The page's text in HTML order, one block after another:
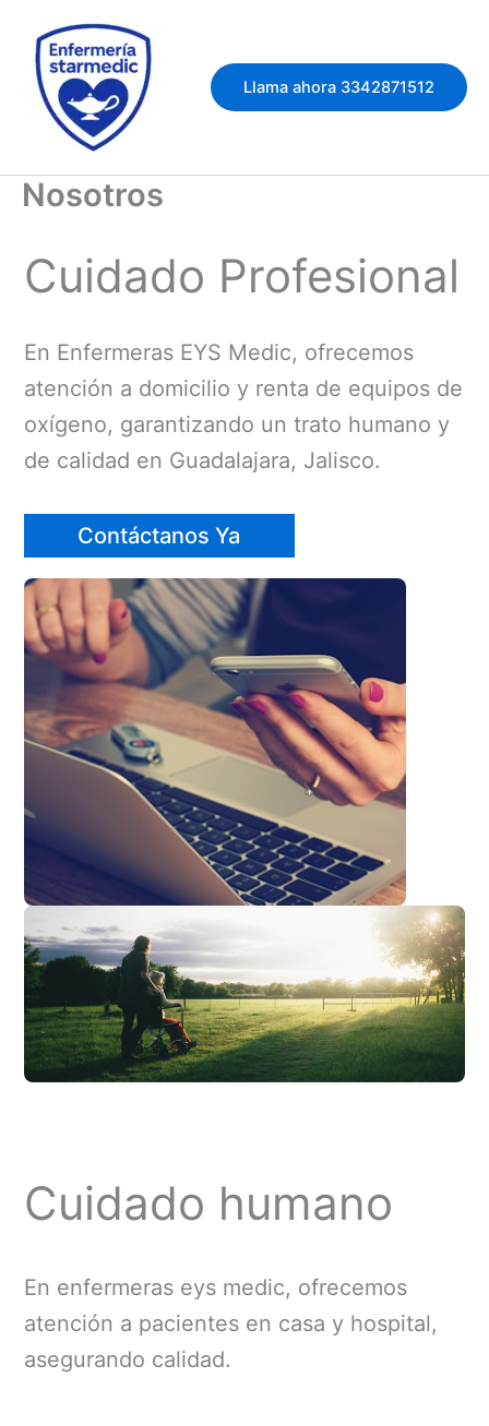
contenido
Llama ahora 3342871512
Nosotros
Cuidado Profesional
En Enfermeras EYS Medic, ofrecemos
atención a domicilio y renta de equipos de
oxígeno, garantizando un trato humano y
de calidad en Guadalajara, Jalisco.
Contáctanos Ya
Cuidado humano
En enfermeras eys medic, ofrecemos
atención a pacientes en casa y hospital,
asegurando calidad.